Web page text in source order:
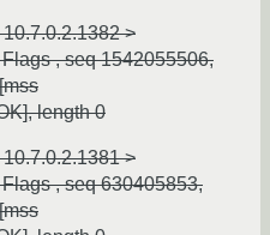
>
Flags, seq 1542055506,
length 0
>
Flags, seq 630405853,